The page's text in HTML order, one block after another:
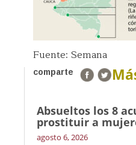
Fuente: Semana
comparte
Absueltos los 8
prostituir a
agosto 6, 2026